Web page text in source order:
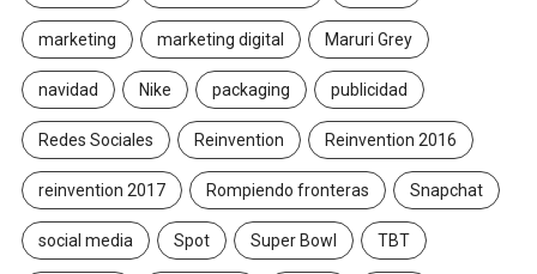
marketing marketing digital Maruri Grey
navidad Nike packaging publicidad
Redes Sociales Reinvention Reinvention 2016
reinvention 2017 Rompiendo fronteras Snapchat
social media Spot Super Bowl TBT